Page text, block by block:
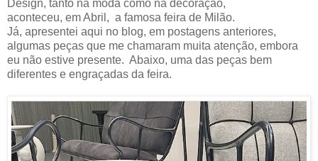
Design, tanto na moda como na decoração,
aconteceu, em Abril, a famosa feira de Milão.
Já, apresentei aqui no blog, em postagens anteriores,
algumas peças que me chamaram muita atenção, embora
eu não estive presente. Abaixo, uma das peças bem
diferentes e engraçadas da feira.